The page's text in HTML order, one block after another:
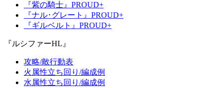
『紫の騎士』PROUD+
『ナル･グレート』PROUD+
『ギルベルト』PROUD+
『ルシファーHL』
攻略/敵行動表
火属性立ち回り/編成例
水属性立ち回り/編成例